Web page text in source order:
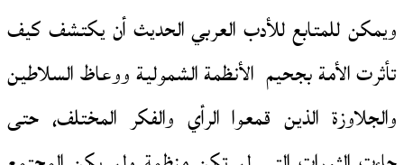
ويمكن للمتابع للأدب العربي الحديث أن يكتشف كيف
تأثرت الأمة بجحيم الأنظمة الشمولية ووعاظ السلاطين
والجلاوزة الذين قمعوا الرأي والفكر المختلف، حتى